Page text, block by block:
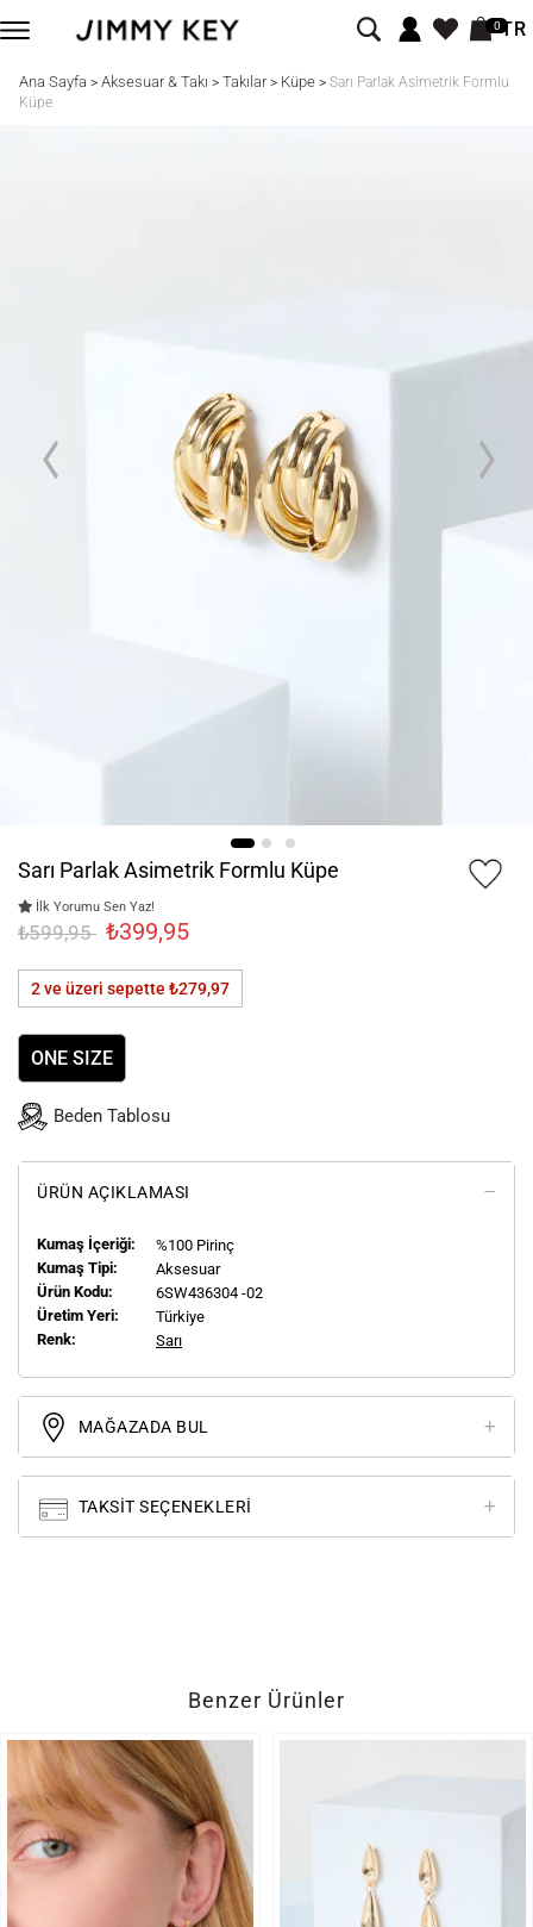
0TR
Ana Sayfa > Aksesuar & Takı > Takılar> Küpe> Sarı Parlak Asimetrik Formlu
Küpe
Sarı Parlak Asimetrik Formlu Küpe
İlk Yorumu Sen Yaz!
₺599,95 ₺399,95
2 ve üzeri sepette ₺279,97
ONE SIZE
Beden Tablosu
ÜRÜN AÇIKLAMASI
Kumaş İçeriği:
%100 Pirinç
Kumaş Tipi:
Aksesuar
Ürün Kodu:
6SW436304 -02
Üretim Yeri:
Türkiye
Renk:
Sarı
MAĞAZADA BUL
TAKSIT SEÇENEKLERI
Benzer Ürünler